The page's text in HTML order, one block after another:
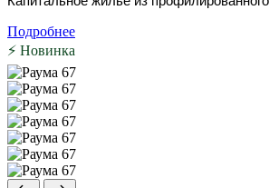
Подробнее
⚡ Новинка